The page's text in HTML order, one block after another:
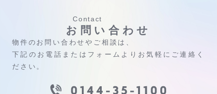
Contact
お問い合わせ
物件のお問い合わせやご相談は、
下記のお電話またはフォームよりお気軽にご連絡く
ださい。